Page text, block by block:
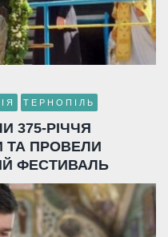
ТЕРНОПІЛЬ
375-РІЧЧЯ
ТА ПРОВЕЛИ
ФЕСТИВАЛЬ